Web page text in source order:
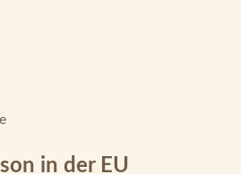
in der EU